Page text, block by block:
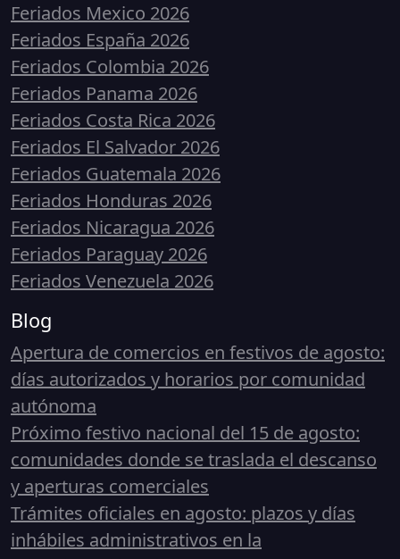
Feriados Mexico 2026
Feriados España 2026
Feriados Colombia 2026
Feriados Panama 2026
Feriados Costa Rica 2026
Feriados El Salvador 2026
Feriados Guatemala 2026
Feriados Honduras 2026
Feriados Nicaragua 2026
Feriados Paraguay 2026
Feriados Venezuela 2026
Blog
Apertura de comercios en festivos de agosto:
días autorizados y horarios por comunidad
autónoma
Próximo festivo nacional del 15 de agosto:
comunidades donde se traslada el descanso
y aperturas comerciales
Trámites oficiales en agosto: plazos y días
inhábiles administrativos en la